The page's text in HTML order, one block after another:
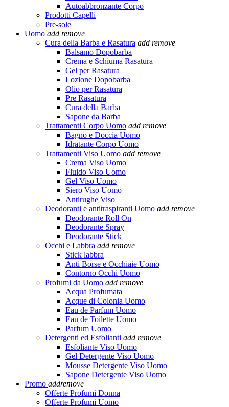
Autoabbronzante Corpo
Prodotti Capelli
Pre-sole
Uomo add remove
Cura della Barba e Rasatura add remove
Balsamo Dopobarba
Crema e Schiuma Rasatura
Gel per Rasatura
Lozione Dopobarba
Olio per Rasatura
Pre Rasatura
Cura della Barba
Sapone da Barba
Trattamenti Corpo Uomo add remove
Bagno e Doccia Uomo
Idratante Corpo Uomo
Trattamenti Viso Uomo add remove
Crema Viso Uomo
Fluido Viso Uomo
Gel Viso Uomo
Siero Viso Uomo
Antirughe Viso
Deodoranti e antitraspiranti Uomo add remove
Deodorante Roll On
Deodorante Spray
Deodorante Stick
Occhi e Labbra add remove
Stick labbra
Anti Borse e Occhiaie Uomo
Contorno Occhi Uomo
Profumi da Uomo add remove
Acqua Profumata
Acque di Colonia Uomo
Eau de Parfum Uomo
Eau de Toilette Uomo
Parfum Uomo
Detergenti ed Esfolianti add remove
Esfoliante Viso Uomo
Gel Detergente Viso Uomo
Mousse Detergente Viso Uomo
Sapone Detergente Viso Uomo
Promo addremove
Offerte Profumi Donna
Offerte Profumi Uomo